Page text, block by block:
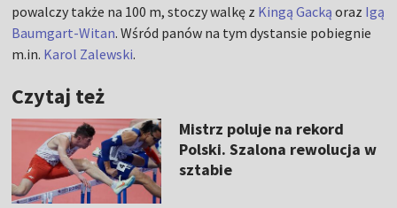
powalczy także na 100 m, stoczy walkę z Kingą Gacką oraz Igą
Baumgart-Witan. Wśród panów na tym dystansie pobiegnie
m.in. Karol Zalewski.
Czytaj też
Mistrz poluje na rekord
Polski. Szalona rewolucja w
sztabie